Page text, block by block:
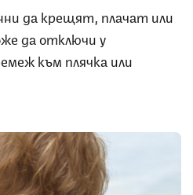
да крещят, плачат или
да отключи у
към плячка или